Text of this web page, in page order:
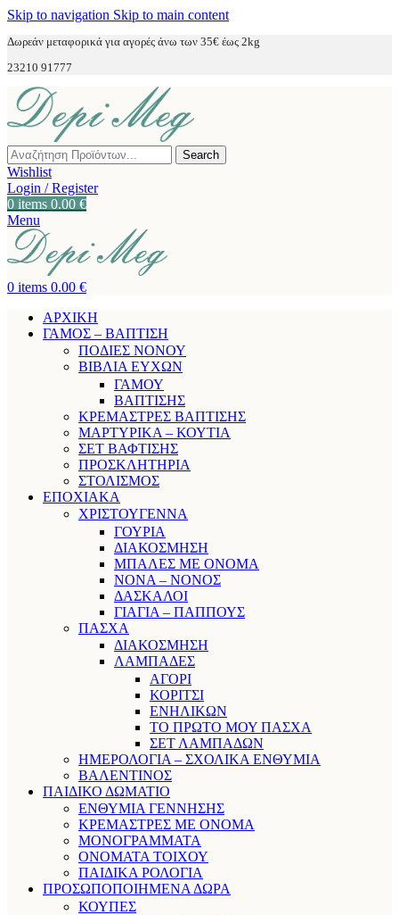
Skip to navigation Skip to main content
Δωρεάν μεταφορικά για αγορές άνω των 35€ έως 2kg
23210 91777
Search
Wishlist
Login / Register
0 items 0.00 €
Menu
0 items 0.00 €
ΑΡΧΙΚΗ
ΓΑΜΟΣ – ΒΑΠΤΙΣΗ
ΠΟΔΙΕΣ ΝΟΝΟΥ
ΒΙΒΛΙΑ ΕΥΧΩΝ
ΓΑΜΟΥ
ΒΑΠΤΙΣΗΣ
ΚΡΕΜΑΣΤΡΕΣ ΒΑΠΤΙΣΗΣ
ΜΑΡΤΥΡΙΚΑ – ΚΟΥΤΙΑ
ΣΕΤ ΒΑΦΤΙΣΗΣ
ΠΡΟΣΚΛΗΤΗΡΙΑ
ΣΤΟΛΙΣΜΟΣ
ΕΠΟΧΙΑΚΑ
ΧΡΙΣΤΟΥΓΕΝΝΑ
ΓΟΥΡΙΑ
ΔΙΑΚΟΣΜΗΣΗ
ΜΠΑΛΕΣ ΜΕ ΟΝΟΜΑ
ΝΟΝΑ – ΝΟΝΟΣ
ΔΑΣΚΑΛΟΙ
ΓΙΑΓΙΑ – ΠΑΠΠΟΥΣ
ΠΑΣΧΑ
ΔΙΑΚΟΣΜΗΣΗ
ΛΑΜΠΑΔΕΣ
ΑΓΟΡΙ
ΚΟΡΙΤΣΙ
ΕΝΗΛΙΚΩΝ
ΤΟ ΠΡΩΤΟ ΜΟΥ ΠΑΣΧΑ
ΣΕΤ ΛΑΜΠΑΔΩΝ
ΗΜΕΡΟΛΟΓΙΑ – ΣΧΟΛΙΚΑ ΕΝΘΥΜΙΑ
ΒΑΛΕΝΤΙΝΟΣ
ΠΑΙΔΙΚΟ ΔΩΜΑΤΙΟ
ΕΝΘΥΜΙΑ ΓΕΝΝΗΣΗΣ
ΚΡΕΜΑΣΤΡΕΣ ΜΕ ΟΝΟΜΑ
ΜΟΝΟΓΡΑΜΜΑΤΑ
ΟΝΟΜΑΤΑ ΤΟΙΧΟΥ
ΠΑΙΔΙΚΑ ΡΟΛΟΓΙΑ
ΠΡΟΣΩΠΟΠΟΙΗΜΕΝΑ ΔΩΡΑ
ΚΟΥΠΕΣ